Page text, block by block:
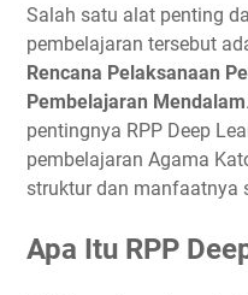
Salah satu alat penting
pembelajaran tersebut
Rencana Pelaksanaan
Pembelajaran Mendalam
pentingnya RPP Deep
pembelajaran Agama
struktur dan manfaatnya
Apa Itu RPP